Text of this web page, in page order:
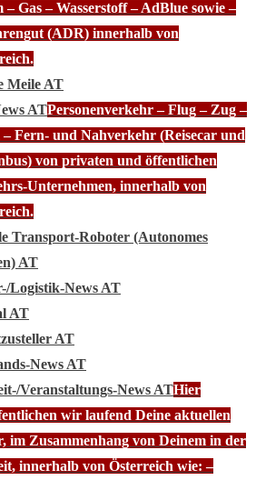
– Gas – Wasserstoff – AdBlue sowie –
(ADR) innerhalb von
Meile AT
ATPersonenverkehr – Flug – Zug –
Fern- und Nahverkehr (Reisecar und
von privaten und öffentlichen
Unternehmen, innerhalb von
Transport-Roboter (Autonomes
AT
Logistik-News AT
AT
AT
News AT
Veranstaltungs-News ATHier
wir laufend Deine aktuellen
im Zusammenhang von Deinem in der
innerhalb von Österreich wie: –